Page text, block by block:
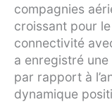
compagnies
croissant pour
connectivité
a enregistré une
par rapport à
dynamique